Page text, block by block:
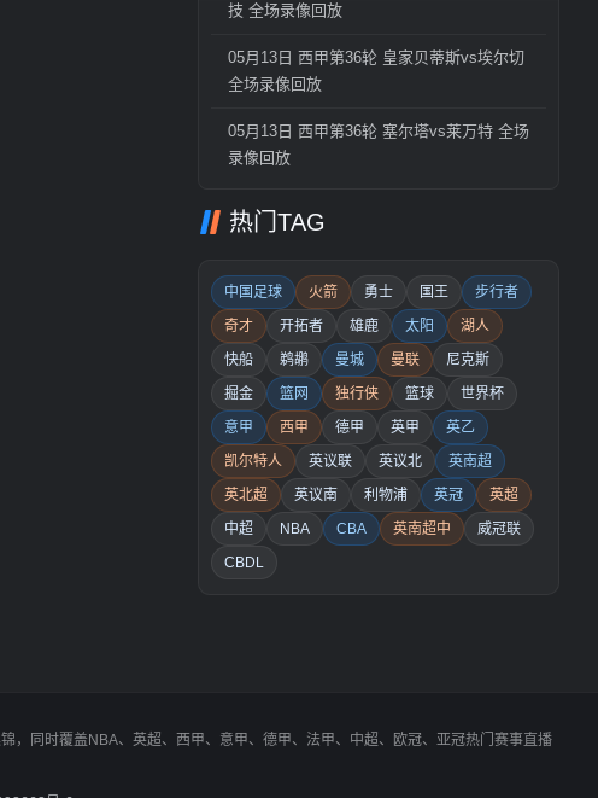
技 全场录像回放
05月13日 西甲第36轮 皇家贝蒂斯vs埃尔切
全场录像回放
05月13日 西甲第36轮 塞尔塔vs莱万特 全场
录像回放
热门TAG
中国足球 火箭 勇士 国王
步行者
奇才
开拓者 雄鹿 太阳
湖人
快船
鹈鹕 曼城 曼联
尼克斯
掘金
篮网 独行侠 篮球
世界杯
意甲
西甲 德甲 英甲
英乙
凯尔特人
英议联 英议北
英南超
英北超
英议南 利物浦 英冠
英超
中超
NBA CBA 英南超中
威冠联
CBDL
同时覆盖NBA、英超、西甲、意甲、德甲、法甲、中超、欧冠、亚冠热门赛事直播